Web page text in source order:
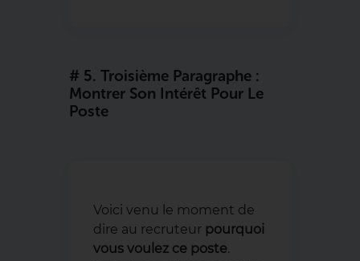
# 5. Troisième Paragraphe :
Montrer Son Intérêt Pour Le
Poste
Voici venu le moment de
dire au recruteur pourquoi
vous voulez ce poste.